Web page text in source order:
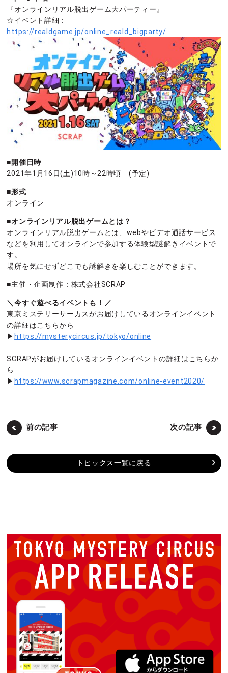
『オンラインリアル脱出ゲーム大パーティー』
☆イベント詳細：
https://realdgame.jp/online_reald_bigparty/
■開催日時
2021年1月16日(土)10時～22時頃 (予定)
■形式
オンライン
■オンラインリアル脱出ゲームとは？
オンラインリアル脱出ゲームとは、webやビデオ通話サービス
などを利用してオンラインで参加する体験型謎解きイベントで
す。
場所を気にせずどこでも謎解きを楽しむことができます。
■主催・企画制作：株式会社SCRAP
＼今すぐ遊べるイベントも！／
東京ミステリーサーカスがお届けしているオンラインイベント
の詳細はこちらから
▶ https://mysterycircus.jp/tokyo/online
SCRAPがお届けしているオンラインイベントの詳細はこちらか
ら
▶ https://www.scrapmagazine.com/online-event2020/
前の記事 次の記事
トピックス一覧に戻る